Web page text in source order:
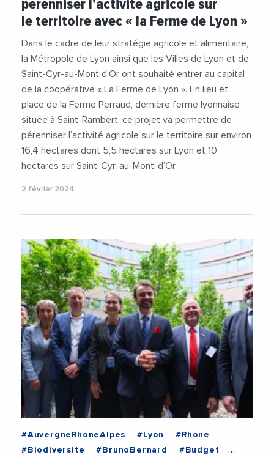
pérenniser l’activité agricole sur
le territoire avec « la Ferme de Lyon »
Dans le cadre de leur stratégie agricole et alimentaire,
la Métropole de Lyon ainsi que les Villes de Lyon et de
Saint-Cyr-au-Mont d’Or ont souhaité entrer au capital
de la coopérative « La Ferme de Lyon ». En lieu et
place de la Ferme Perraud, dernière ferme lyonnaise
située à Saint-Rambert, ce projet va permettre de
pérenniser l’activité agricole sur le territoire sur environ
16,4 hectares dont 5,5 hectares sur Lyon et 10
hectares sur Saint-Cyr-au-Mont-d’Or.
2 février 2024
#AuvergneRhoneAlpes #Lyon
#Rhone
#Biodiversite
#BrunoBernard
#Budget